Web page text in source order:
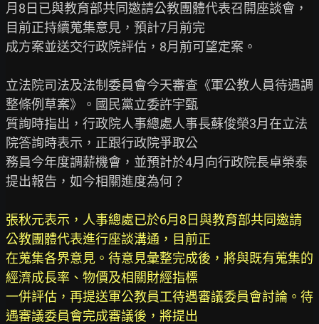
月8日已與教育部共同邀請公教團體代表召開座談會，
目前正持續蒐集意見，預計7月前完
成方案並送交行政院評估，8月前可望定案。
立法院司法及法制委員會今天審查《軍公教人員待遇調
整條例草案》。國民黨立委許宇甄
質詢時指出，行政院人事總處人事長蘇俊榮3月在立法
院答詢時表示，正跟行政院爭取公
務員今年度調薪機會，並預計於4月向行政院長卓榮泰
提出報告，如今相關進度為何？
張秋元表示，人事總處已於6月8日與教育部共同邀請
公教團體代表進行座談溝通，目前正
在蒐集各界意見。待意見彙整完成後，將與既有蒐集的
經濟成長率、物價及相關財經指標
一併評估，再提送軍公教員工待遇審議委員會討論。待
遇審議委員會完成審議後，將提出